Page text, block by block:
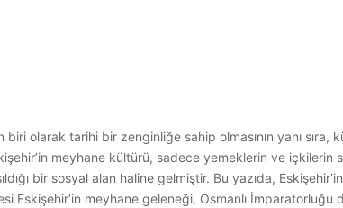
olarak tarihi bir zenginliğe sahip olmasının yanı sıra,
meyhane kültürü, sadece yemeklerin ve içkilerin
bir sosyal alan haline gelmiştir. Bu yazıda, Eskişehir’in
Eskişehir’in meyhane geleneği, Osmanlı İmparatorluğu